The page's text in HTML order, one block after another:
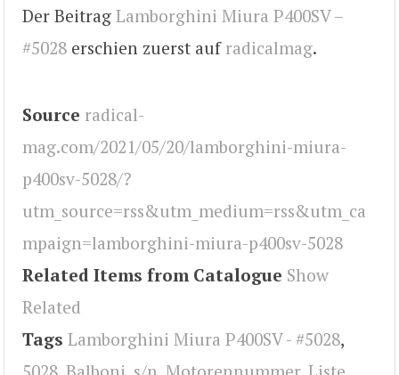
Der Beitrag Lamborghini Miura P400SV –
#5028 erschien zuerst auf radicalmag.
Source radical-
mag.com/2021/05/20/lamborghini-miura-
p400sv-5028/?
utm_source=rss&utm_medium=rss&utm_ca
mpaign=lamborghini-miura-p400sv-5028
Related Items from Catalogue Show
Related
Tags Lamborghini Miura P400SV - #5028,